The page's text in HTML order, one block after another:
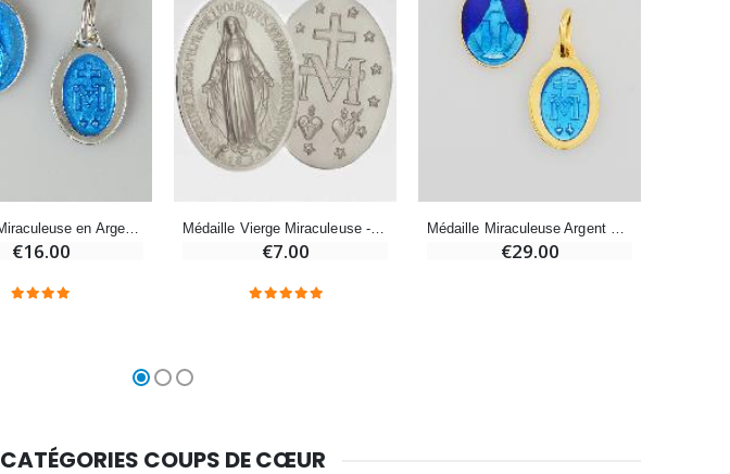
€5.00
Huile d'Onction
€9.90
Médaille Miraculeuse en Argent Email Bleu - 13mm
€16.00
Médaille Vierge Miraculeuse - 13mm
€7.00 €29.00
CATÉGORIES COUPS DE CŒUR